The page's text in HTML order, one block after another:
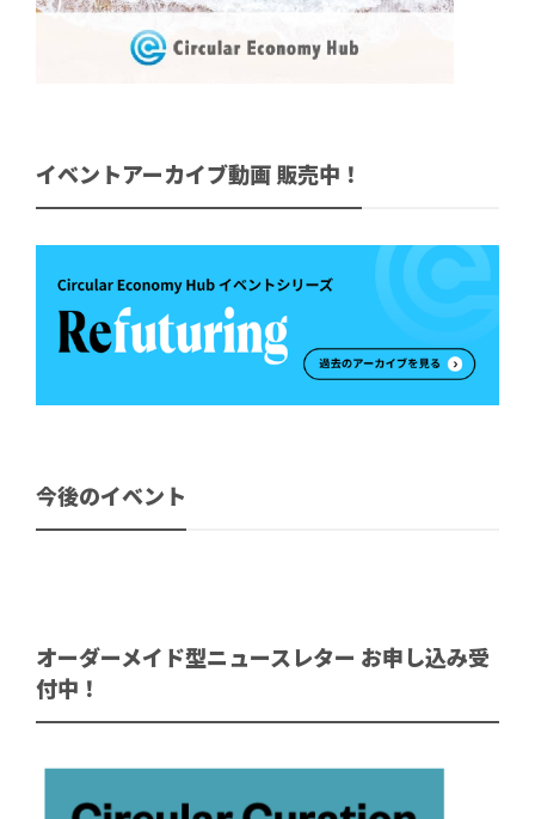
イベントアーカイブ動画 販売中！
今後のイベント
オーダーメイド型ニュースレター お申し込み受
付中！